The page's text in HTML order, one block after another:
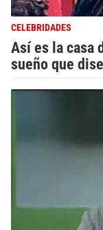
CELEBRIDADES
Así es la casa
sueño que